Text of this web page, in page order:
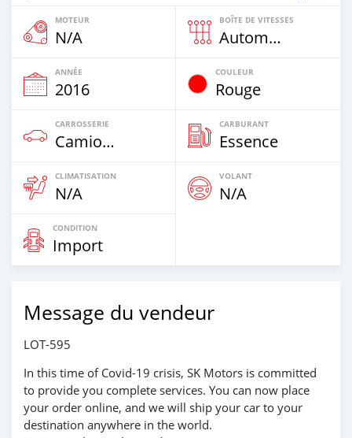
MOTEUR
N/A
BOÎTE DE VITESSES
Automatique
ANNÉE
2016
COULEUR
Rouge
CARROSSERIE
Camion‒Bus
CARBURANT
Essence
CLIMATISATION
N/A
VOLANT
N/A
CONDITION
Import
Message du vendeur
LOT-595
In this time of Covid-19 crisis, SK Motors is committed
to provide you complete services. You can now place
your order online, and we will ship your car to your
destination anywhere in the world.